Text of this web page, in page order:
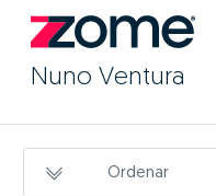
Nuno Ventura
Ordenar